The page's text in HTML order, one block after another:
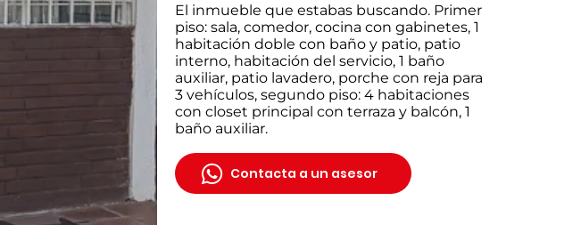
El inmueble que estabas buscando. Primer
piso: sala, comedor, cocina con gabinetes, 1
habitación doble con baño y patio, patio
interno, habitación del servicio, 1 baño
auxiliar, patio lavadero, porche con reja para
3 vehículos, segundo piso: 4 habitaciones
con closet principal con terraza y balcón, 1
baño auxiliar.
Contacta a un asesor